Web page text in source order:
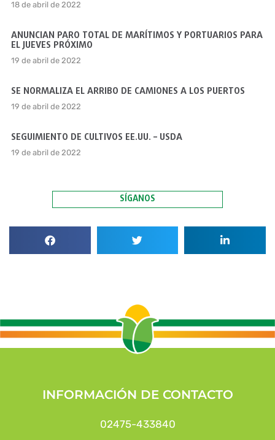
18 de abril de 2022
ANUNCIAN PARO TOTAL DE MARÍTIMOS Y PORTUARIOS PARA
EL JUEVES PRÓXIMO
19 de abril de 2022
SE NORMALIZA EL ARRIBO DE CAMIONES A LOS PUERTOS
19 de abril de 2022
SEGUIMIENTO DE CULTIVOS EE.UU. – USDA
19 de abril de 2022
SÍGANOS
INFORMACIÓN DE CONTACTO
02475-433840